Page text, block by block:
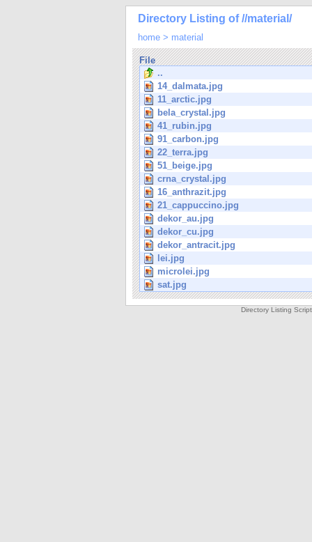
Directory Listing of //material/
home > material
File
..
14_dalmata.jpg
11_arctic.jpg
bela_crystal.jpg
41_rubin.jpg
91_carbon.jpg
22_terra.jpg
51_beige.jpg
crna_crystal.jpg
16_anthrazit.jpg
21_cappuccino.jpg
dekor_au.jpg
dekor_cu.jpg
dekor_antracit.jpg
lei.jpg
microlei.jpg
sat.jpg
Directory Listing